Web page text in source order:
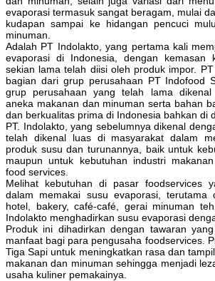
evaporasi termasuk sangat beragam, mulai
kudapan sampai ke hidangan pencuci
minuman.
Adalah PT Indolakto, yang pertama kali
evaporasi di Indonesia, dengan kemasan
sekian lama telah diisi oleh produk impor.
bagian dari grup perusahaan PT Indofood
grup perusahaan yang telah lama dikenal
aneka makanan dan minuman serta bahan
dan berkualitas prima di Indonesia bahkan di
PT. Indolakto, yang sebelumnya dikenal
telah dikenal luas di masyarakat dalam
produk susu dan turunannya, baik untuk
maupun untuk kebutuhan industri
food services.
Melihat kebutuhan di pasar foodservices
dalam memakai susu evaporasi, terutama
hotel, bakery, café-café, gerai minuman
Indolakto menghadirkan susu evaporasi
Produk ini dihadirkan dengan tawaran
manfaat bagi para pengusaha foodservices.
Tiga Sapi untuk meningkatkan rasa dan
makanan dan minuman sehingga menjadi
usaha kuliner pemakainya.